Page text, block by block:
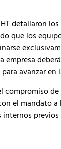
detallaron
que los
avanzar
compromiso
el mandato a
internos